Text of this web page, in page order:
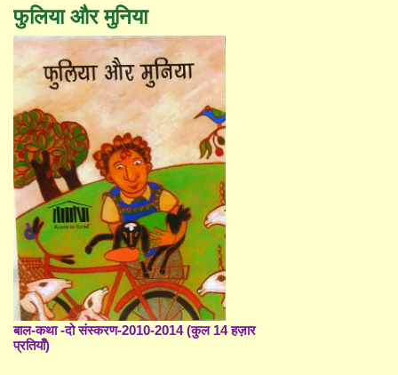
फुलिया और मुनिया
बाल-कथा -दो संस्करण-2010-2014 (कुल 14 हज़ार
प्रतियाँ)